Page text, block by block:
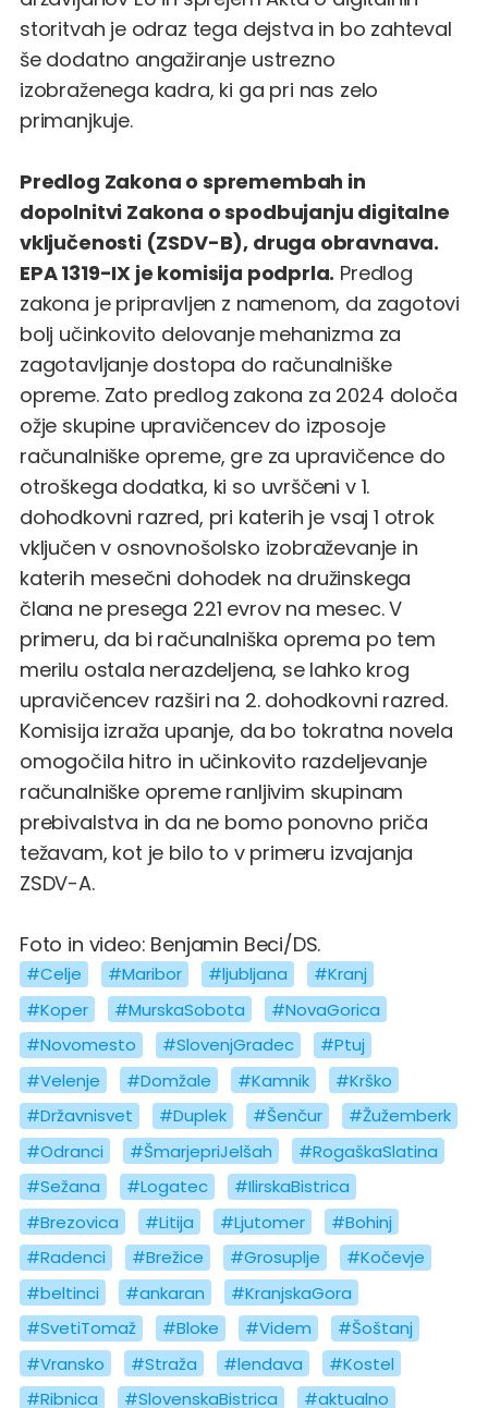
storitvah je odraz tega dejstva in bo zahteval
še dodatno angažiranje ustrezno
izobraženega kadra, ki ga pri nas zelo
primanjkuje.
Predlog Zakona o spremembah in
dopolnitvi Zakona o spodbujanju digitalne
vključenosti (ZSDV-B), druga obravnava.
EPA 1319-IX je komisija podprla. Predlog
zakona je pripravljen z namenom, da zagotovi
bolj učinkovito delovanje mehanizma za
zagotavljanje dostopa do računalniške
opreme. Zato predlog zakona za 2024 določa
ožje skupine upravičencev do izposoje
računalniške opreme, gre za upravičence do
otroškega dodatka, ki so uvrščeni v 1.
dohodkovni razred, pri katerih je vsaj 1 otrok
vključen v osnovnošolsko izobraževanje in
katerih mesečni dohodek na družinskega
člana ne presega 221 evrov na mesec. V
primeru, da bi računalniška oprema po tem
merilu ostala nerazdeljena, se lahko krog
upravičencev razširi na 2. dohodkovni razred.
Komisija izraža upanje, da bo tokratna novela
omogočila hitro in učinkovito razdeljevanje
računalniške opreme ranljivim skupinam
prebivalstva in da ne bomo ponovno priča
težavam, kot je bilo to v primeru izvajanja
ZSDV-A.
Foto in video: Benjamin Beci/DS.
#Celje #Maribor #ljubljana
#Kranj
#Koper
#MurskaSobota
#NovaGorica
#Novomesto
#SlovenjGradec
#Ptuj
#Velenje
#Domžale #Kamnik
#Krško
#Državnisvet
#Duplek #Šenčur
#Žužemberk
#Odranci
#ŠmarjepriJelšah
#RogaškaSlatina
#Sežana
#Logatec
#IlirskaBistrica
#Brezovica
#Litija #Ljutomer
#Bohinj
#Radenci
#Brežice #Grosuplje
#Kočevje
#beltinci
#ankaran
#KranjskaGora
#SvetiTomaž
#Bloke #Videm
#Šoštanj
#Vransko
#Straža #lendava
#Kostel
#Ribnica
#SlovenskaBistrica
#aktualno